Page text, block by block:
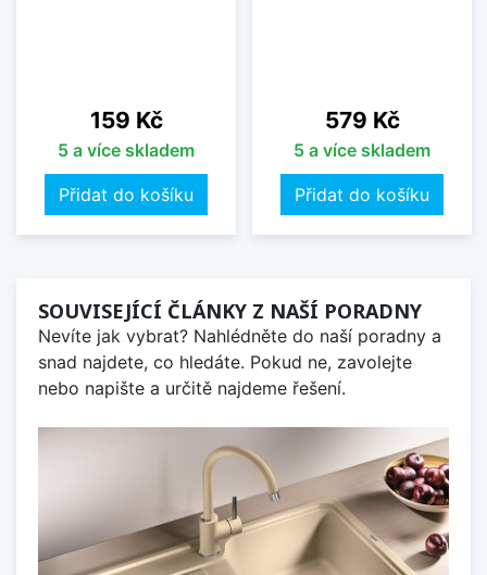
Cena
159 Kč
5 a více skladem
Přidat do košíku
Cena
579 Kč
5 a více skladem
Přidat do košíku
SOUVISEJÍCÍ ČLÁNKY Z NAŠÍ PORADNY
Nevíte jak vybrat? Nahlédněte do naší poradny a
snad najdete, co hledáte. Pokud ne, zavolejte
nebo napište a určitě najdeme řešení.